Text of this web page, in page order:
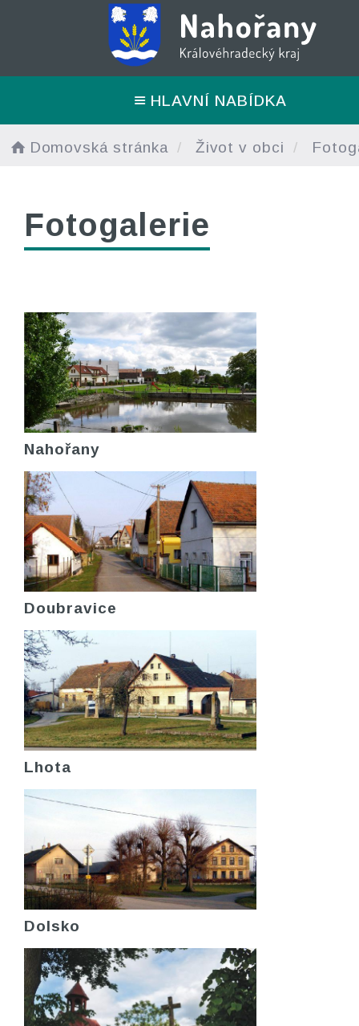
HLAVNÍ NABÍDKA
Domovská stránka Život v obci
Fotogalerie
Nahořany
Doubravice
Lhota
Dolsko